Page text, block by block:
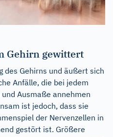
Gehirn gewittert
des Gehirns und äußert sich
Anfälle, die bei jedem
Ausmaße annehmen
ist jedoch, dass sie
der Nervenzellen in
gestört ist. Größere